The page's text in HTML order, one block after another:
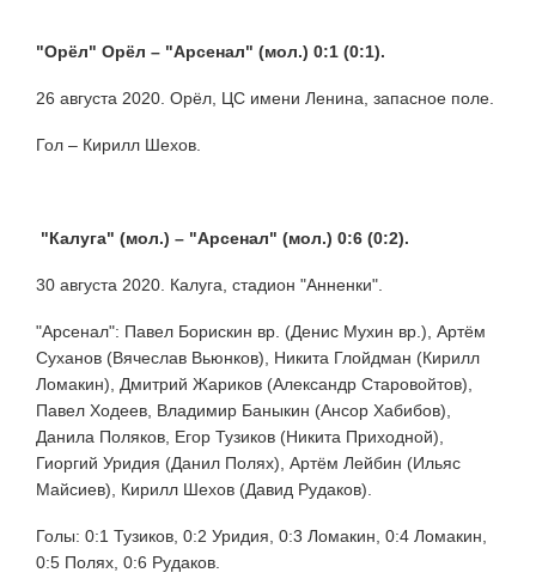
"Орёл" Орёл – "Арсенал" (мол.) 0:1 (0:1).
26 августа 2020. Орёл, ЦС имени Ленина, запасное поле.
Гол – Кирилл Шехов.
"Калуга" (мол.) – "Арсенал" (мол.) 0:6 (0:2).
30 августа 2020. Калуга, стадион "Анненки".
"Арсенал": Павел Борискин вр. (Денис Мухин вр.), Артём
Суханов (Вячеслав Вьюнков), Никита Глойдман (Кирилл
Ломакин), Дмитрий Жариков (Александр Старовойтов),
Павел Ходеев, Владимир Баныкин (Ансор Хабибов),
Данила Поляков, Егор Тузиков (Никита Приходной),
Гиоргий Уридия (Данил Полях), Артём Лейбин (Ильяс
Майсиев), Кирилл Шехов (Давид Рудаков).
Голы: 0:1 Тузиков, 0:2 Уридия, 0:3 Ломакин, 0:4 Ломакин,
0:5 Полях, 0:6 Рудаков.